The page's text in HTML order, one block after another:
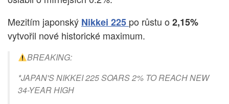
Mezitím japonský Nikkei 225 po růstu o 2,15%
vytvořil nové historické maximum.
BREAKING:
*JAPAN'S NIKKEI 225 SOARS 2% TO REACH NEW
34-YEAR HIGH